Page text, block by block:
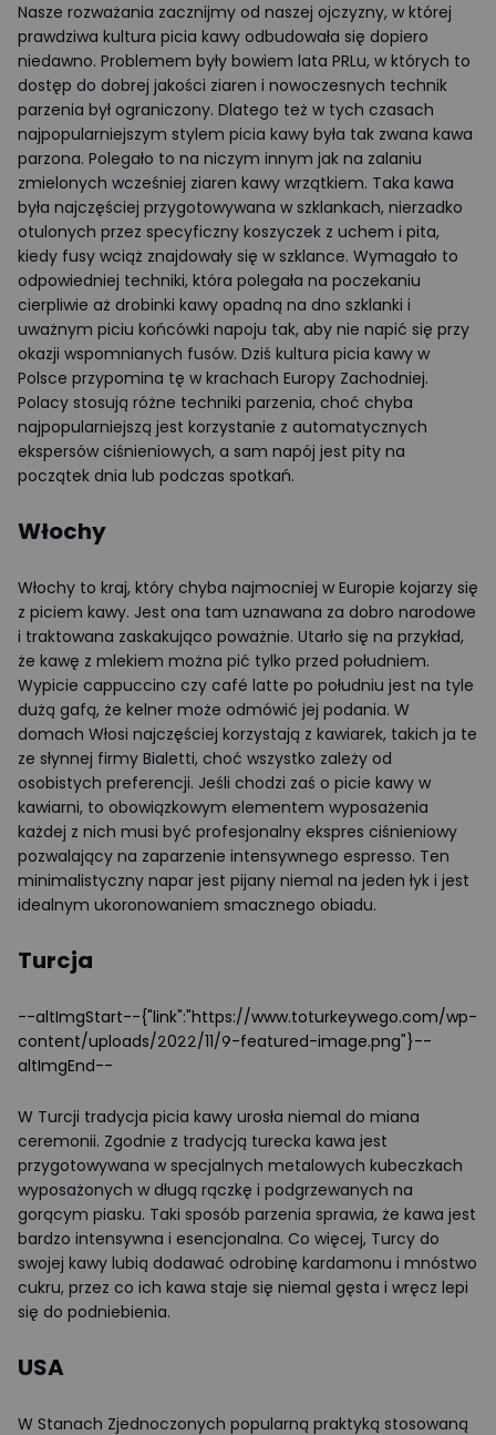
Nasze rozważania zacznijmy od naszej ojczyzny, w której
prawdziwa kultura picia kawy odbudowała się dopiero
niedawno. Problemem były bowiem lata PRLu, w których to
dostęp do dobrej jakości ziaren i nowoczesnych technik
parzenia był ograniczony. Dlatego też w tych czasach
najpopularniejszym stylem picia kawy była tak zwana kawa
parzona. Polegało to na niczym innym jak na zalaniu
zmielonych wcześniej ziaren kawy wrzątkiem. Taka kawa
była najczęściej przygotowywana w szklankach, nierzadko
otulonych przez specyficzny koszyczek z uchem i pita,
kiedy fusy wciąż znajdowały się w szklance. Wymagało to
odpowiedniej techniki, która polegała na poczekaniu
cierpliwie aż drobinki kawy opadną na dno szklanki i
uważnym piciu końcówki napoju tak, aby nie napić się przy
okazji wspomnianych fusów. Dziś kultura picia kawy w
Polsce przypomina tę w krachach Europy Zachodniej.
Polacy stosują różne techniki parzenia, choć chyba
najpopularniejszą jest korzystanie z automatycznych
ekspersów ciśnieniowych, a sam napój jest pity na
początek dnia lub podczas spotkań.
Włochy
Włochy to kraj, który chyba najmocniej w Europie kojarzy się
z piciem kawy. Jest ona tam uznawana za dobro narodowe
i traktowana zaskakująco poważnie. Utarło się na przykład,
że kawę z mlekiem można pić tylko przed południem.
Wypicie cappuccino czy café latte po południu jest na tyle
dużą gafą, że kelner może odmówić jej podania. W
domach Włosi najczęściej korzystają z kawiarek, takich ja te
ze słynnej firmy Bialetti, choć wszystko zależy od
osobistych preferencji. Jeśli chodzi zaś o picie kawy w
kawiarni, to obowiązkowym elementem wyposażenia
każdej z nich musi być profesjonalny ekspres ciśnieniowy
pozwalający na zaparzenie intensywnego espresso. Ten
minimalistyczny napar jest pijany niemal na jeden łyk i jest
idealnym ukoronowaniem smacznego obiadu.
Turcja
--altImgStart--{"link":"https://www.toturkeywego.com/wp-
content/uploads/2022/11/9-featured-image.png"}--
altImgEnd--
W Turcji tradycja picia kawy urosła niemal do miana
ceremonii. Zgodnie z tradycją turecka kawa jest
przygotowywana w specjalnych metalowych kubeczkach
wyposażonych w długą rączkę i podgrzewanych na
gorącym piasku. Taki sposób parzenia sprawia, że kawa jest
bardzo intensywna i esencjonalna. Co więcej, Turcy do
swojej kawy lubią dodawać odrobinę kardamonu i mnóstwo
cukru, przez co ich kawa staje się niemal gęsta i wręcz lepi
się do podniebienia.
USA
W Stanach Zjednoczonych popularną praktyką stosowaną